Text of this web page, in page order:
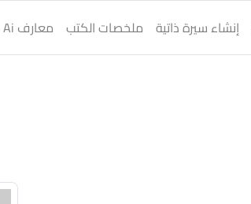
إنشاء سيرة ذاتية ملخصات الكتب معارف Ai